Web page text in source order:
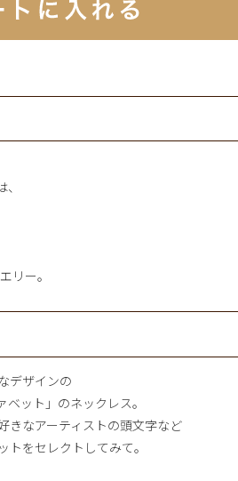
リー。
デザインの
ット」のネックレス。
きなアーティストの頭文字など
をセレクトしてみて。